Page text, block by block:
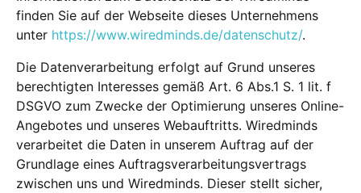
finden Sie auf der Webseite dieses Unternehmens
unter https://www.wiredminds.de/datenschutz/.
Die Datenverarbeitung erfolgt auf Grund unseres
berechtigten Interesses gemäß Art. 6 Abs.1 S. 1 lit. f
DSGVO zum Zwecke der Optimierung unseres Online-
Angebotes und unseres Webauftritts. Wiredminds
verarbeitet die Daten in unserem Auftrag auf der
Grundlage eines Auftragsverarbeitungsvertrags
zwischen uns und Wiredminds. Dieser stellt sicher,